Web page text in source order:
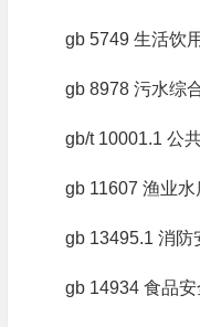
gb 5749 生活饮
gb 8978 污水综
gb/t 10001.1 公
gb 11607 渔业水
gb 13495.1 消防
gb 14934 食品